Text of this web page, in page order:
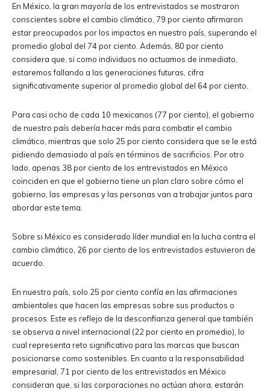
En México, la gran mayoría de los entrevistados se mostraron
conscientes sobre el cambio climático, 79 por ciento afirmaron
estar preocupados por los impactos en nuestro país, superando el
promedio global del 74 por ciento. Además, 80 por ciento
considera que, si como individuos no actuamos de inmediato,
estaremos fallando a las generaciones futuras, cifra
significativamente superior al promedio global del 64 por ciento.
Para casi ocho de cada 10 mexicanos (77 por ciento), el gobierno
de nuestro país debería hacer más para combatir el cambio
climático, mientras que solo 25 por ciento considera que se le está
pidiendo demasiado al país en términos de sacrificios. Por otro
lado, apenas 38 por ciento de los entrevistados en México
coinciden en que el gobierno tiene un plan claro sobre cómo el
gobierno, las empresas y las personas van a trabajar juntos para
abordar este tema.
Sobre si México es considerado líder mundial en la lucha contra el
cambio climático, 26 por ciento de los entrevistados estuvieron de
acuerdo.
En nuestro país, solo 25 por ciento confía en las afirmaciones
ambientales que hacen las empresas sobre sus productos o
procesos. Este es reflejo de la desconfianza general que también
se observa a nivel internacional (22 por ciento en promedio), lo
cual representa reto significativo para las marcas que buscan
posicionarse como sostenibles. En cuanto a la responsabilidad
empresarial, 71 por ciento de los entrevistados en México
consideran que, si las corporaciones no actúan ahora, estarán